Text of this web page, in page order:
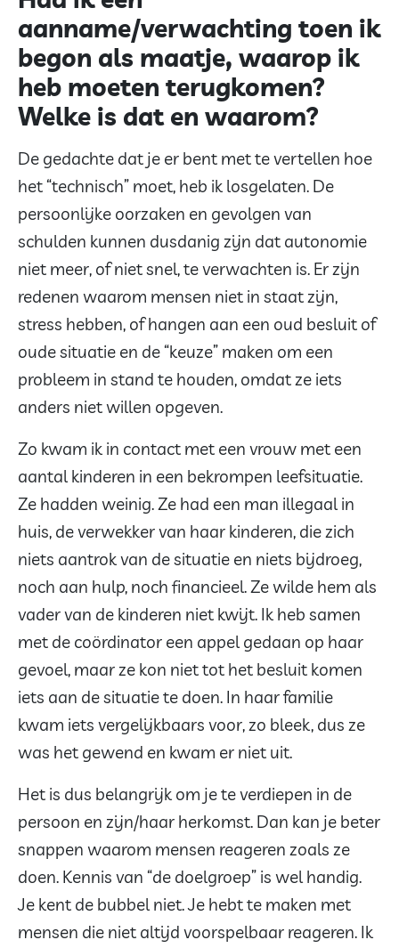
aanname/verwachting toen ik
begon als maatje, waarop ik
heb moeten terugkomen?
Welke is dat en waarom?
De gedachte dat je er bent met te vertellen hoe
het “technisch” moet, heb ik losgelaten. De
persoonlijke oorzaken en gevolgen van
schulden kunnen dusdanig zijn dat autonomie
niet meer, of niet snel, te verwachten is. Er zijn
redenen waarom mensen niet in staat zijn,
stress hebben, of hangen aan een oud besluit of
oude situatie en de “keuze” maken om een
probleem in stand te houden, omdat ze iets
anders niet willen opgeven.
Zo kwam ik in contact met een vrouw met een
aantal kinderen in een bekrompen leefsituatie.
Ze hadden weinig. Ze had een man illegaal in
huis, de verwekker van haar kinderen, die zich
niets aantrok van de situatie en niets bijdroeg,
noch aan hulp, noch financieel. Ze wilde hem als
vader van de kinderen niet kwijt. Ik heb samen
met de coördinator een appel gedaan op haar
gevoel, maar ze kon niet tot het besluit komen
iets aan de situatie te doen. In haar familie
kwam iets vergelijkbaars voor, zo bleek, dus ze
was het gewend en kwam er niet uit.
Het is dus belangrijk om je te verdiepen in de
persoon en zijn/haar herkomst. Dan kan je beter
snappen waarom mensen reageren zoals ze
doen. Kennis van “de doelgroep” is wel handig.
Je kent de bubbel niet. Je hebt te maken met
mensen die niet altijd voorspelbaar reageren. Ik